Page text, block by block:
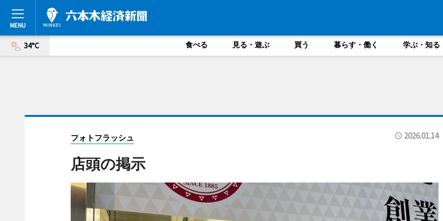
34°C 食べる 見る・遊ぶ 買う 暮らす・働く 学ぶ・知る
フォトフラッシュ 2026.01.14
店頭の掲示